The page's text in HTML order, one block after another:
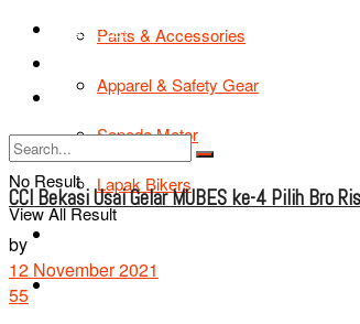
Parts & Accessories
Apparel & Safety Gear
Sepeda Motor
Lapak Bikers
Road Safety
TIPS & TRIK
Tentang Kami
No Result
View All Result
CCI Bekasi Usai Gelar MUBES ke-4 Pilih Bro
by
12 November 2021
55